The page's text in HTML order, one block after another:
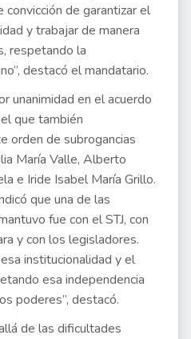
de garantizar el
y trabajar de manera
respetando la
destacó el mandatario.
unanimidad en el acuerdo
que también
orden de subrogancias
María Valle, Alberto
e Iride Isabel María Grillo.
que una de las
fue con el STJ, con
y con los legisladores.
institucionalidad y el
esa independencia
poderes”, destacó.
de las dificultades